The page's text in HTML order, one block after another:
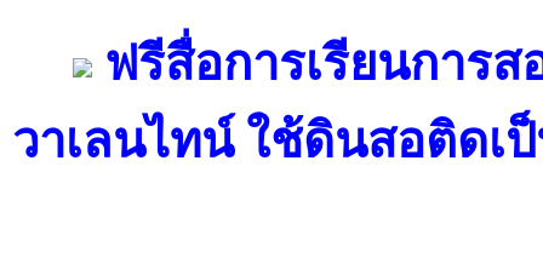
ฟรีสื่อการเรียนการ
วาเลนไทน์ ใช้ดินสอติดเ